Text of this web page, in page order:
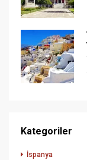
Kategoriler
İspanya